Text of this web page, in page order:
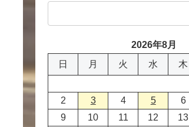
2026年8月
日
月 火 水 木
2
3 4 5 6
9
10 11 12 13